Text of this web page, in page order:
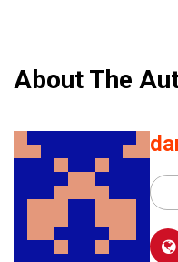
About The